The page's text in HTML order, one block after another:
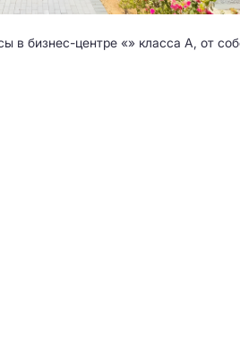
в бизнес-центре «» класса A, от